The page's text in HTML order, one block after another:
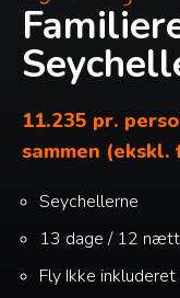
11.235 pr.
sammen (ekskl.
Seychellerne
13 dage / 12
Fly Ikke inkluderet